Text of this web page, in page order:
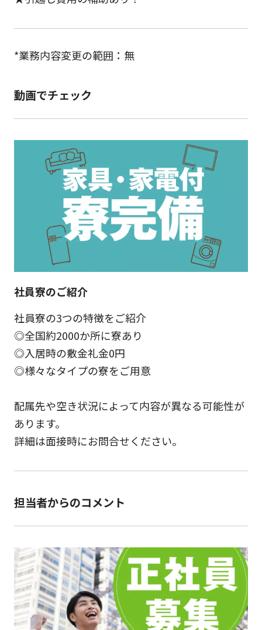
*業務内容変更の範囲：無
動画でチェック
社員寮のご紹介
社員寮の3つの特徴をご紹介
◎全国約2000か所に寮あり
◎入居時の敷金礼金0円
◎様々なタイプの寮をご用意
配属先や空き状況によって内容が異なる可能性が
あります。
詳細は面接時にお問合せください。
担当者からのコメント